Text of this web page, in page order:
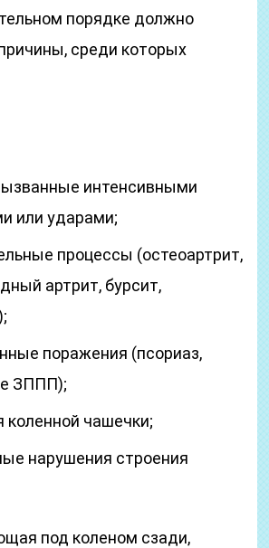
порядке должно
среди которых
интенсивными
или ударами;
процессы (остеоартрит,
артрит, бурсит,
поражения (псориаз,
ЗППП);
чашечки;
нарушения строения
под коленом сзади,